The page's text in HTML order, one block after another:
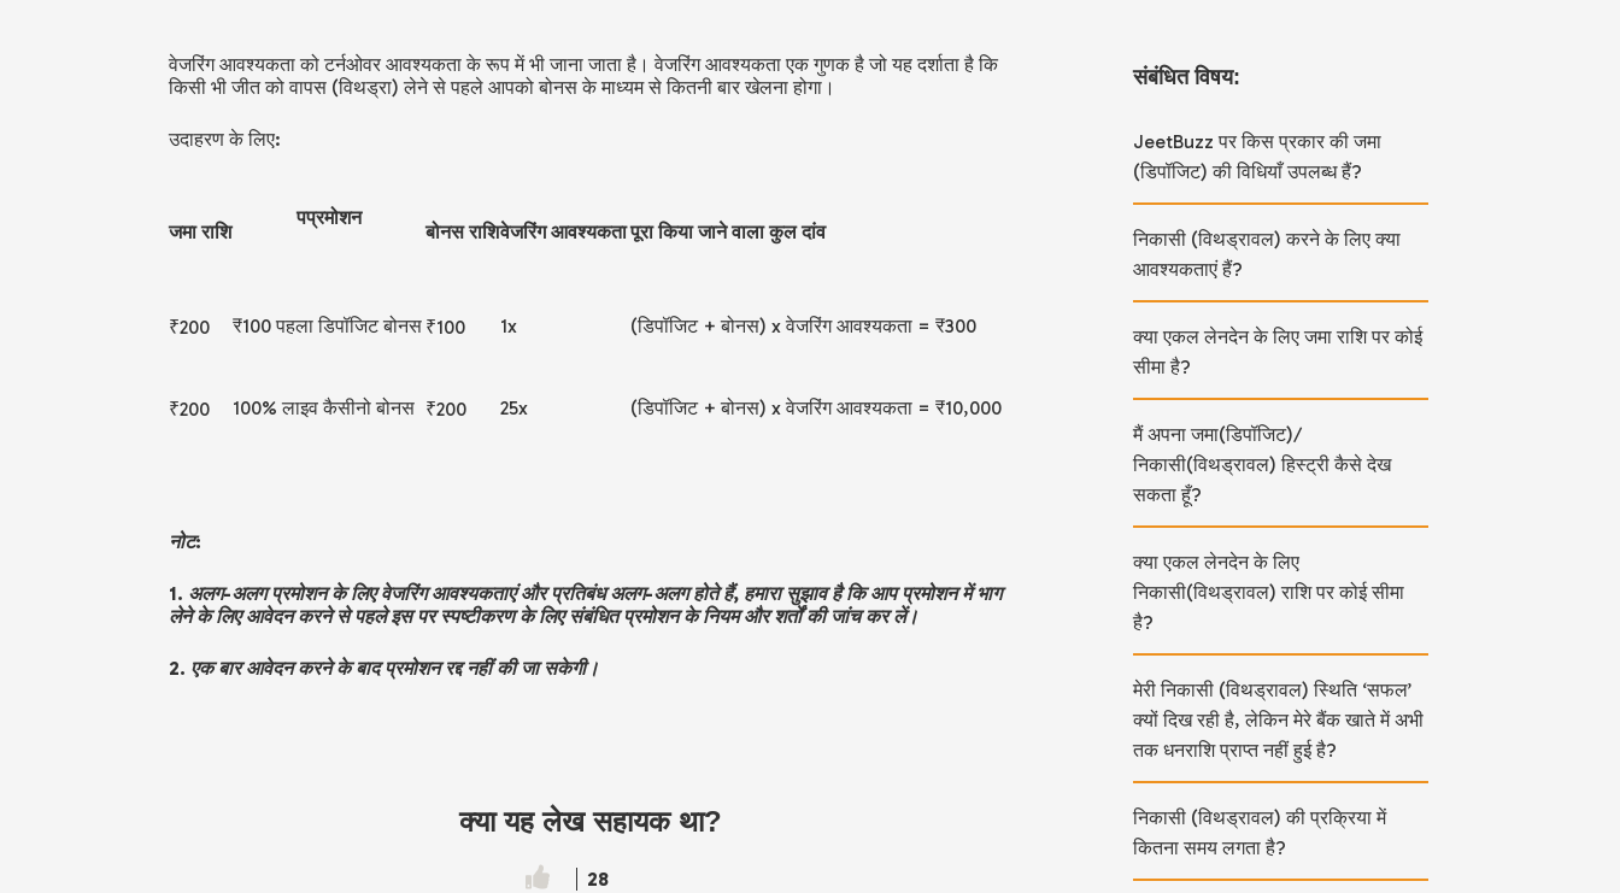
वेजरिंग आवश्यकता को टर्नओवर आवश्यकता के रूप में भी जाना जाता है। वेजरिंग आवश्यकता एक गुणक है जो यह दर्शाता है कि
किसी भी जीत को वापस (विथड्रा) लेने से पहले आपको बोनस के माध्यम से कितनी बार खेलना होगा।
उदाहरण के लिए:
जमा राशि
पप्रमोशन
बोनस राशिवेजरिंग आवश्यकतापूरा किया जाने वाला कुल दांव
₹200 ₹100 पहला डिपॉजिट बोनस ₹100 1x (डिपॉजिट + बोनस) x वेजरिंग आवश्यकता = ₹300
₹200 100% लाइव कैसीनो बोनस ₹200 25x (डिपॉजिट + बोनस) x वेजरिंग आवश्यकता = ₹10,000
नोट:
1. अलग-अलग प्रमोशन के लिए वेजरिंग आवश्यकताएं और प्रतिबंध अलग-अलग होते हैं, हमारा सुझाव है कि आप प्रमोशन में भाग
लेने के लिए आवेदन करने से पहले इस पर स्पष्टीकरण के लिए संबंधित प्रमोशन के नियम और शर्तों की जांच कर लें।
2. एक बार आवेदन करने के बाद प्रमोशन रद्द नहीं की जा सकेगी।
क्या यह लेख सहायक था?
28
संबंधित विषय:
JeetBuzz पर किस प्रकार की जमा
(डिपॉजिट) की विधियाँ उपलब्ध हैं?
निकासी (विथड्रावल) करने के लिए क्या
आवश्यकताएं हैं?
क्या एकल लेनदेन के लिए जमा राशि पर कोई
सीमा है?
मैं अपना जमा(डिपॉजिट)/
निकासी(विथड्रावल) हिस्ट्री कैसे देख
सकता हूँ?
क्या एकल लेनदेन के लिए
निकासी(विथड्रावल) राशि पर कोई सीमा
है?
मेरी निकासी (विथड्रावल) स्थिति ‘सफल’
क्यों दिख रही है, लेकिन मेरे बैंक खाते में अभी
तक धनराशि प्राप्त नहीं हुई है?
निकासी (विथड्रावल) की प्रक्रिया में
कितना समय लगता है?